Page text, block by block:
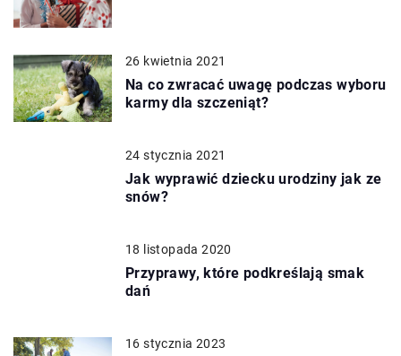
26 kwietnia 2021
Na co zwracać uwagę podczas wyboru
karmy dla szczeniąt?
24 stycznia 2021
Jak wyprawić dziecku urodziny jak ze
snów?
18 listopada 2020
Przyprawy, które podkreślają smak
dań
16 stycznia 2023